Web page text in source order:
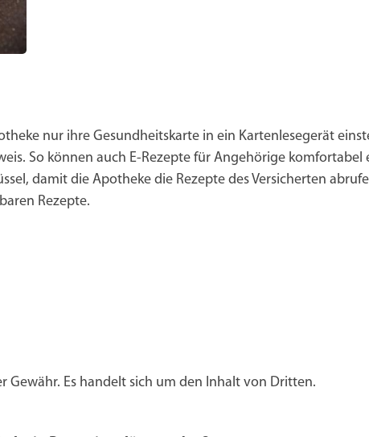
nur ihre Gesundheitskarte in ein Kartenlesegerät
So können auch E-Rezepte für Angehörige komfortabel
damit die Apotheke die Rezepte des Versicherten
Rezepte.
Es handelt sich um den Inhalt von Dritten.